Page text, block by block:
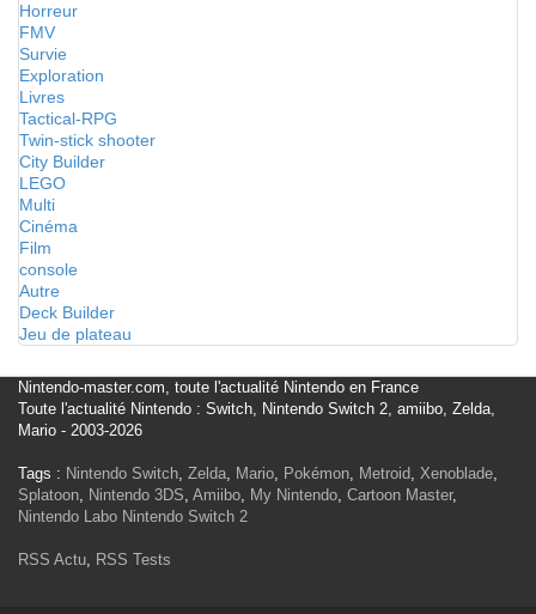
Horreur
FMV
Survie
Exploration
Livres
Tactical-RPG
Twin-stick shooter
City Builder
LEGO
Multi
Cinéma
Film
console
Autre
Deck Builder
Jeu de plateau
Nintendo-master.com, toute l'actualité Nintendo en France
Toute l'actualité Nintendo : Switch, Nintendo Switch 2, amiibo, Zelda,
Mario - 2003-2026
Tags : Nintendo Switch, Zelda, Mario, Pokémon, Metroid, Xenoblade,
Splatoon, Nintendo 3DS, Amiibo, My Nintendo, Cartoon Master,
Nintendo Labo Nintendo Switch 2
RSS Actu, RSS Tests